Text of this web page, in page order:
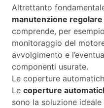
Altrettanto
manutenzione
comprende, per
monitoraggio del
avvolgimento e
componenti usurate.
Le coperture
Le coperture
sono la soluzione